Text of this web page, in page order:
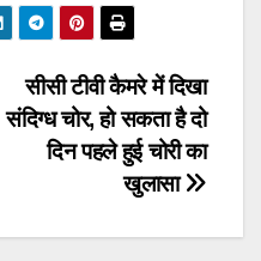
सीसी टीवी कैमरे में दिखा
संदिग्ध चोर, हो सकता है दो
दिन पहले हुई चोरी का
खुलासा